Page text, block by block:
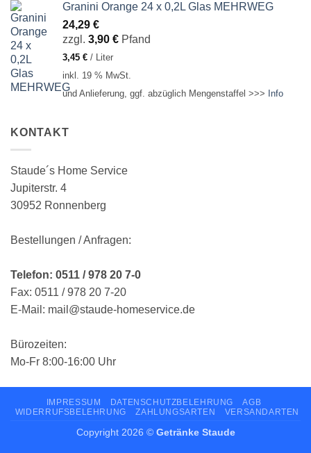
Granini Orange 24 x 0,2L Glas MEHRWEG
24,29 €
zzgl. 3,90 € Pfand
3,45 € / Liter
inkl. 19 % MwSt.
und Anlieferung, ggf. abzüglich Mengenstaffel >>> Info
KONTAKT
Staude´s Home Service
Jupiterstr. 4
30952 Ronnenberg
Bestellungen / Anfragen:
Telefon: 0511 / 978 20 7-0
Fax: 0511 / 978 20 7-20
E-Mail: mail@staude-homeservice.de
Bürozeiten:
Mo-Fr 8:00-16:00 Uhr
IMPRESSUM DATENSCHUTZBELEHRUNG
AGB
WIDERRUFSBELEHRUNG
ZAHLUNGSARTEN VERSANDARTEN
Copyright 2026 © Getränke Staude